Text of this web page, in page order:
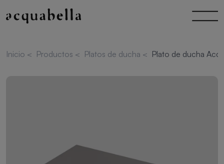
Inicio < Productos < Platos de ducha < Plato de ducha